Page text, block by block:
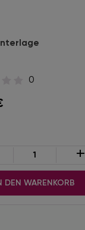
0
+
DEN WARENKORB